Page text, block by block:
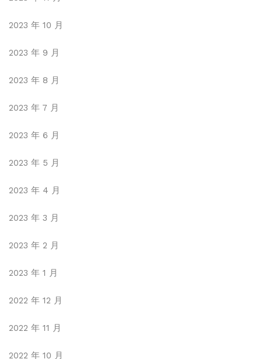
2023 年 10 月
2023 年 9 月
2023 年 8 月
2023 年 7 月
2023 年 6 月
2023 年 5 月
2023 年 4 月
2023 年 3 月
2023 年 2 月
2023 年 1 月
2022 年 12 月
2022 年 11 月
2022 年 10 月